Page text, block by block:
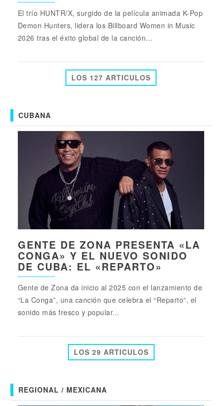
El trío HUNTR/X, surgido de la película animada K-Pop
Demon Hunters, lidera los Billboard Women in Music
2026 tras el éxito global de la canción...
LOS 127 ARTICULOS
CUBANA
GENTE DE ZONA PRESENTA «LA
CONGA» Y EL NUEVO SONIDO
DE CUBA: EL «REPARTO»
Gente de Zona da inicio al 2025 con el lanzamiento de
“La Conga”, una canción que celebra el “Reparto”, el
sonido más fresco y popular...
LOS 29 ARTICULOS
REGIONAL / MEXICANA